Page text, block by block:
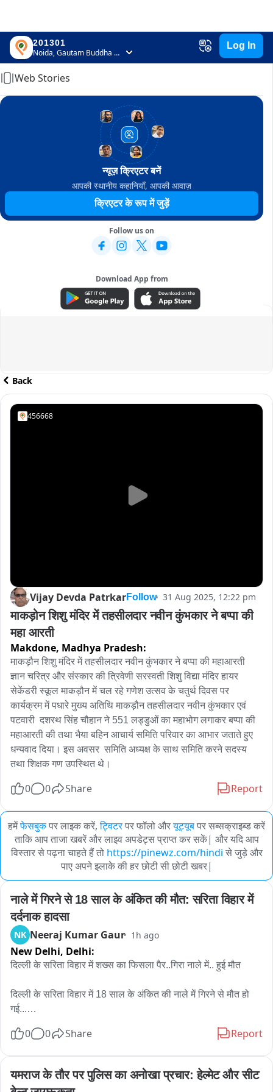
201301
Noida, Gautam Buddha Nagar, Uttar Pradesh
Log In
Home
Web Stories
न्यूज़ क्रिएटर बनें
आपकी स्थानीय कहानियाँ, आपकी आवाज़
क्रिएटर के रूप में जुड़ें
Follow us on
Download App from
ADVERTISEMENT
Back
456668
Vijay Devda PatrkarFollow 31 Aug 2025, 12:22 pm
माकड़ोन शिशु मंदिर में तहसीलदार नवीन कुंभकार ने बप्पा की
महा आरती
Makdone, Madhya Pradesh:
माकड़ौन शिशु मंदिर में तहसीलदार नवीन कुंभकार ने बप्पा की महाआरती
ज्ञान चरित्र और संस्कार की त्रिवेणी सरस्वती शिशु विद्या मंदिर हायर
सेकेंडरी स्कूल माकड़ौन में चल रहे गणेश उत्सव के चतुर्थ दिवस पर
कार्यक्रम में पधारे मुख्य अतिथि माकड़ौन तहसीलदार नवीन कुंभकार एवं
पटवारी  दशरथ सिंह चौहान ने 551 लड्डुओं का महाभोग लगाकर बप्पा की
महाआरती की तथा भैया बहिन आचार्य समिति परिवार का आभार जताते हुए
धन्यवाद दिया। इस अवसर  समिति अध्यक्ष के साथ समिति करने सदस्य
तथा शिक्षक गण उपस्थित थे।
0 0 Share Report
हमेंफेसबुकपर लाइक करें, ट्विटरपर फॉलो औरयूट्यूबपर सब्सक्राइब्ड करें
ताकि आप ताजा खबरें और लाइव अपडेट्स प्राप्त कर सकें| और यदि आप
विस्तार से पढ़ना चाहते हैं तो https://pinewz.com/hindi से जुड़े और
पाए अपने इलाके की हर छोटी सी छोटी खबर|
नाले में गिरने से 18 साल के अंकित की मौत: सरिता विहार में
दर्दनाक हादसा
NK Neeraj Kumar Gaur 1h ago
New Delhi, Delhi:
दिल्ली के सरिता विहार में शख्स का फिसला पैर..गिरा नाले में.. हुई मौत
दिल्ली के सरिता विहार में 18 साल के अंकित की नाले में गिरने से मौत हो
गई...
जा रहा था..तभी नाले की पुलिया को क्रोस करने के बाद.. पानी का फ्लो
वो नाले में पानी के बहाव के साथ बह गया..
0 0 Share Report
यमराज के तौर पर पुलिस का अनोखा प्रचार: हेल्मेट और सीट